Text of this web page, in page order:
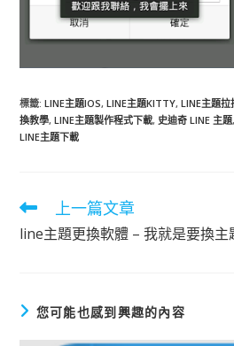
標籤:LINE主題IOS, LINE主題KITTY, LINE主題拉
換教學, LINE主題製作程式下載, 史迪奇 LINE 主題,
LINE主題下載
閱
更
上一篇文章
line主題更換軟體 – 我就是要換主
您可能也感到興趣的內容